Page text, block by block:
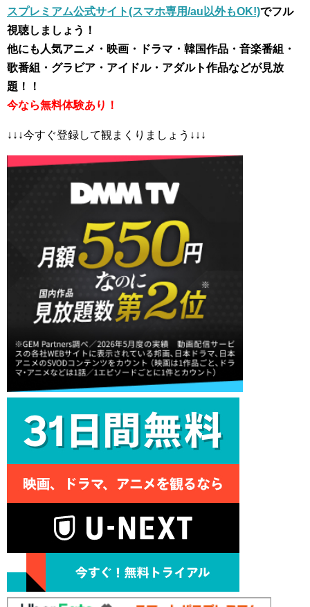
スプレミアム公式サイト(スマホ専用/au以外もOK!)でフル
視聴しましょう！
他にも人気アニメ・映画・ドラマ・韓国作品・音楽番組・
歌番組・グラビア・アイドル・アダルト作品などが見放
題！！
今なら無料体験あり！
↓↓↓今すぐ登録して観まくりましょう↓↓↓